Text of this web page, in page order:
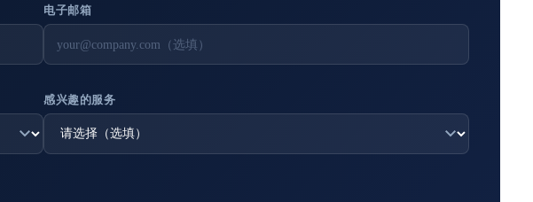
电子邮箱
感兴趣的服务